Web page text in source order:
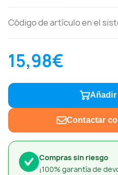
Compras sin riesgo
¡100% garantía de
Código de artículo en el
15,98€
Añadir
Contactar